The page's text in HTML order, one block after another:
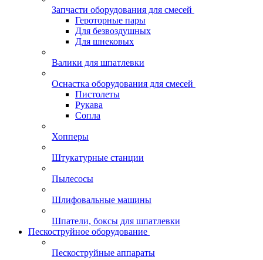
Запчасти оборудования для смесей
Героторные пары
Для безвоздушных
Для шнековых
Валики для шпатлевки
Оснастка оборудования для смесей
Пистолеты
Рукава
Сопла
Хопперы
Штукатурные станции
Пылесосы
Шлифовальные машины
Шпатели, боксы для шпатлевки
Пескоструйное оборудование
Пескоструйные аппараты